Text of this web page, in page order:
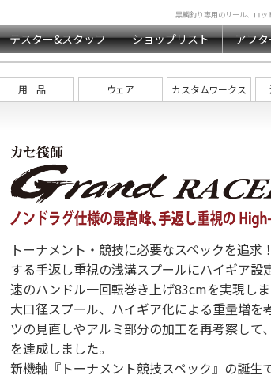
黒鯛釣り専用のリール、ロ
テスター&スタッフ ショップリスト アフ
用 品 ウェア カスタムワークス
トーナメント・競技に必要なスペックを追求
する手返し重視の浅溝スプールにハイギア設
速のハンドル一回転巻き上げ83cmを実現しま
大口径スプール、ハイギア化による重量増を
ツの見直しやアルミ部分の加工を再考察して
を達成しました。
新機軸『トーナメント競技スペック』の誕生で